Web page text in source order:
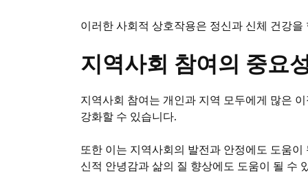
이러한 사회적 상호작용은 정신과 신체 건강
지역사회 참여의 중요
지역사회 참여는 개인과 지역 모두에게 많은
강화할 수 있습니다.
또한 이는 지역사회의 발전과 안정에도 도움
신적 안녕감과 삶의 질 향상에도 도움이 될 수